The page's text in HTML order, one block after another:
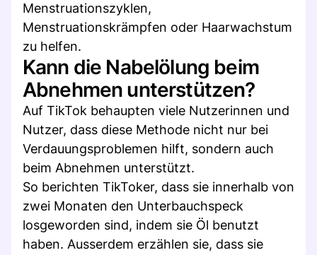
Menstruationszyklen,
Menstruationskrämpfen oder Haarwachstum
zu helfen.
Kann die Nabelölung beim
Abnehmen unterstützen?
Auf TikTok behaupten viele Nutzerinnen und
Nutzer, dass diese Methode nicht nur bei
Verdauungsproblemen hilft, sondern auch
beim Abnehmen unterstützt.
So berichten TikToker, dass sie innerhalb von
zwei Monaten den Unterbauchspeck
losgeworden sind, indem sie Öl benutzt
haben. Ausserdem erzählen sie, dass sie